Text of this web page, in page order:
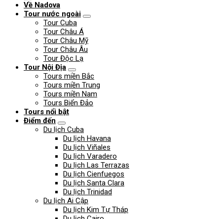
Về Nadova
Tour nước ngoài
Tour Cuba
Tour Châu Á
Tour Châu Mỹ
Tour Châu Âu
Tour Độc Lạ
Tour Nội Địa
Tours miền Bắc
Tours miền Trung
Tours miền Nam
Tours Biển Đảo
Tours nổi bật
Điểm đến
Du lịch Cuba
Du lịch Havana
Du lịch Viñales
Du lịch Varadero
Du lịch Las Terrazas
Du lịch Cienfuegos
Du lịch Santa Clara
Du lịch Trinidad
Du lịch Ai Cập
Du lịch Kim Tự Tháp